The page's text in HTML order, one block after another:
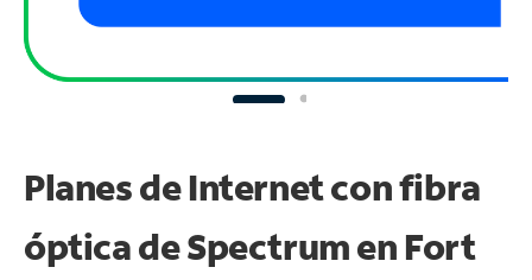
Planes de Internet con fibra
óptica de Spectrum en Fort